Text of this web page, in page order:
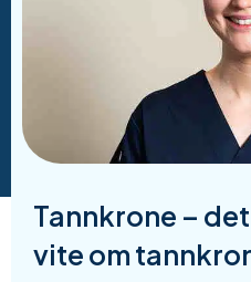
Tannkrone –
vite om